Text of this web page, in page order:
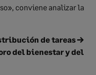
conviene analizar la
de tareas →
del bienestar y del